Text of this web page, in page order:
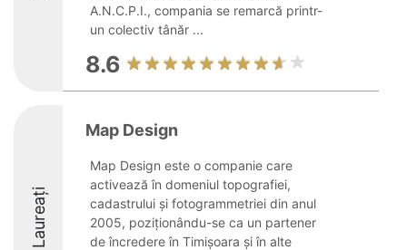
A.N.C.P.I., compania se remarcă printr-
un colectiv tânăr ...
8.6
Laureați
Map Design
Map Design este o companie care
activează în domeniul topografiei,
cadastrului și fotogrammetriei din anul
2005, poziționându-se ca un partener
de încredere în Timișoara și în alte